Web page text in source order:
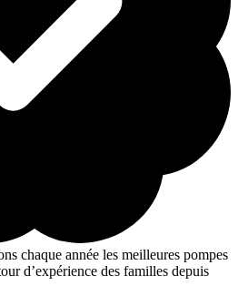
chaque année les meilleures pompes
d’expérience des familles depuis